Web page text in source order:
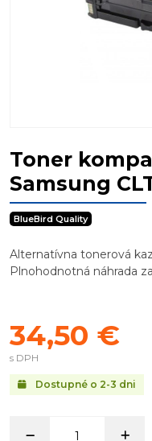
Toner
Samsung
BlueBird Quality
Alternatívna tonerová
Plnohodnotná náhrada
Dostupné o 2-3 dni
34,50 €
s DPH